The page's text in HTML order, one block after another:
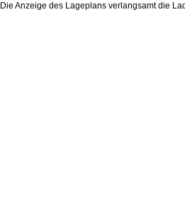
Die Anzeige des Lageplans verlangsamt die